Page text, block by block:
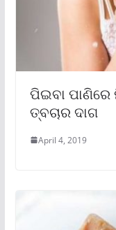
ପିଇବା
ତ୍ବଚାର ଦାଗ
April 4, 2019